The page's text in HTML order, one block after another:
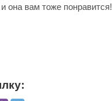
она вам тоже понравится!